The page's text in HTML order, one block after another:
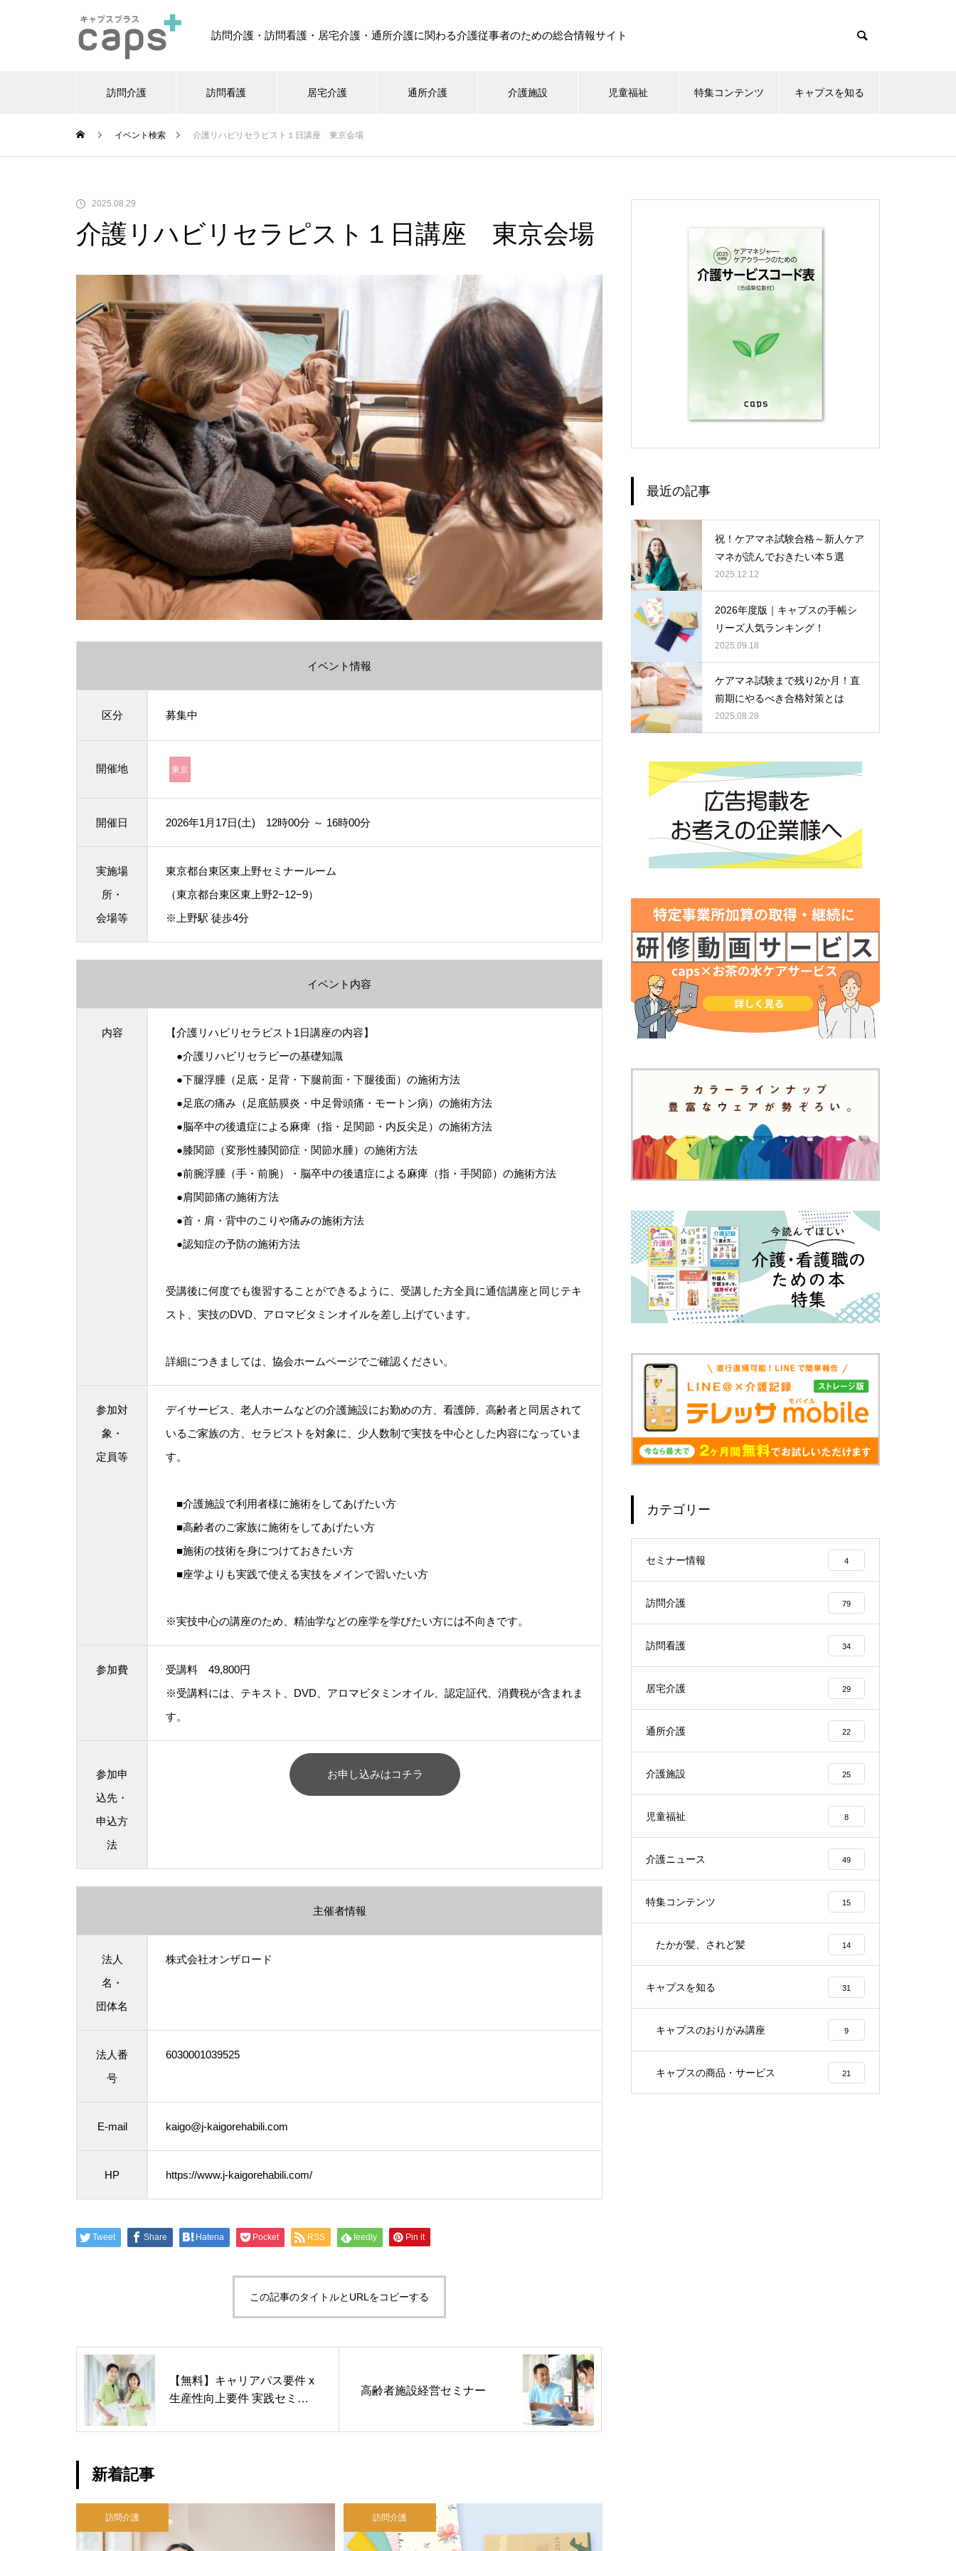
訪問介護・訪問看護・居宅介護・通所介護に関わる介護従事者のための総合情報サイト
訪問介護 訪問看護 居宅介護 通所介護 介護施設 児童福祉 特集コンテンツ キャプスを知る
イベント検索 介護リハビリセラピスト１日講座 東京会場
2025.08.29
介護リハビリセラピスト１日講座 東京会場
イベント情報
区分 募集中
開催地 東京
開催日 2026年1月17日(土) 12時00分 ～ 16時00分
実施場
所・
会場等
東京都台東区東上野セミナールーム
（東京都台東区東上野2−12−9）
※上野駅 徒歩4分
イベント内容
内容
【介護リハビリセラピスト1日講座の内容】
●介護リハビリセラピーの基礎知識
●下腿浮腫（足底・足背・下腿前面・下腿後面）の施術方法
●足底の痛み（足底筋膜炎・中足骨頭痛・モートン病）の施術方法
●脳卒中の後遺症による麻痺（指・足関節・内反尖足）の施術方法
●膝関節（変形性膝関節症・関節水腫）の施術方法
●前腕浮腫（手・前腕）・脳卒中の後遺症による麻痺（指・手関節）の施術方法
●肩関節痛の施術方法
●首・肩・背中のこりや痛みの施術方法
●認知症の予防の施術方法
受講後に何度でも復習することができるように、受講した方全員に通信講座と同じテキ
スト、実技のDVD、アロマビタミンオイルを差し上げています。
詳細につきましては、協会ホームページでご確認ください。
参加対
象・
定員等
デイサービス、老人ホームなどの介護施設にお勤めの方、看護師、高齢者と同居されて
いるご家族の方、セラピストを対象に、少人数制で実技を中心とした内容になっていま
す。
■介護施設で利用者様に施術をしてあげたい方
■高齢者のご家族に施術をしてあげたい方
■施術の技術を身につけておきたい方
■座学よりも実践で使える実技をメインで習いたい方
※実技中心の講座のため、精油学などの座学を学びたい方には不向きです。
参加費
受講料 49,800円
※受講料には、テキスト、DVD、アロマビタミンオイル、認定証代、消費税が含まれま
す。
参加申
込先・
申込方
法
お申し込みはコチラ
主催者情報
法人
名・
団体名
株式会社オンザロード
法人番
号
6030001039525
E-mail kaigo@j-kaigorehabili.com
HP https://www.j-kaigorehabili.com/
Tweet Share Hatena Pocket RSS feedly Pin it
この記事のタイトルとURLをコピーする
【無料】キャリアパス要件 x
生産性向上要件 実践セミナ
高齢者施設経営セミナー
新着記事
訪問介護 訪問介護
最近の記事
祝！ケアマネ試験合格～新人ケア
マネが読んでおきたい本５選
2025.12.12
2026年度版｜キャプスの手帳シ
リーズ人気ランキング！
2025.09.18
ケアマネ試験まで残り2か月！直
前期にやるべき合格対策とは
2025.08.28
カテゴリー
セミナー情報 4
訪問介護 79
訪問看護 34
居宅介護 29
通所介護 22
介護施設 25
児童福祉 8
介護ニュース 49
特集コンテンツ 15
たかが髪、されど髪 14
キャプスを知る 31
キャプスのおりがみ講座 9
キャプスの商品・サービス 21